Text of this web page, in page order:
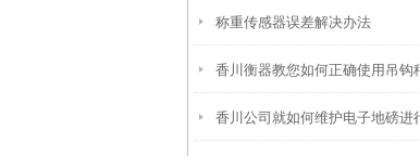
称重传感器误差解决办法
香川衡器教您如何正确使用吊钩
香川公司就如何维护电子地磅进